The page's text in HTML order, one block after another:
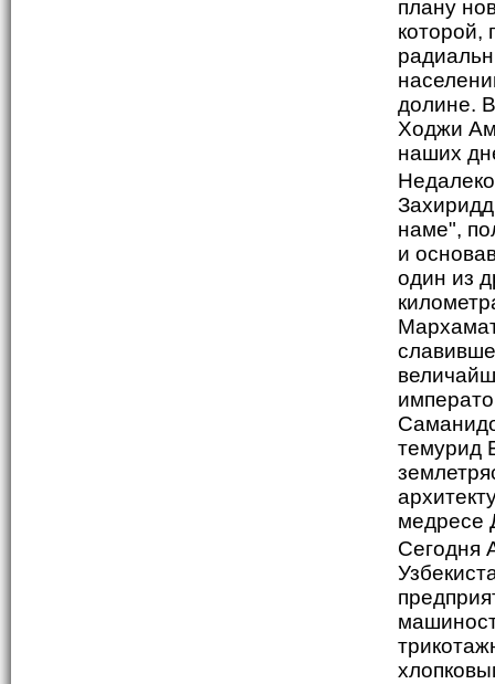
плану
которой,
долине.
Ходжи
наших
наме",
и
один из
темурид
медресе
Сегодня